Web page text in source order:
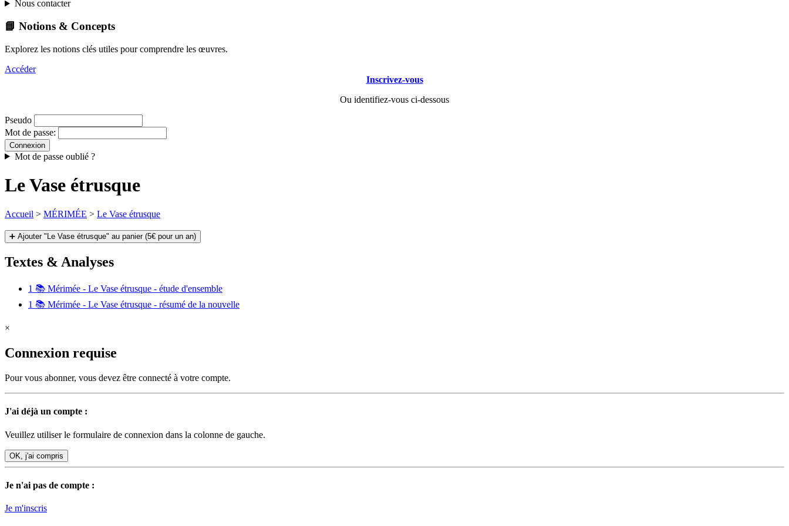
Nous contacter
📘 Notions & Concepts
Explorez les notions clés utiles pour comprendre les œuvres.
Accéder
Inscrivez-vous
Ou identifiez-vous ci-dessous
Pseudo
Mot de passe:
Mot de passe oublié ?
Le Vase étrusque
Accueil > MÉRIMÉE > Le Vase étrusque
➕ Ajouter "Le Vase étrusque" au panier (5€ pour un an)
Textes & Analyses
1 📚 Mérimée - Le Vase étrusque - étude d'ensemble
1 📚 Mérimée - Le Vase étrusque - résumé de la nouvelle
×
Connexion requise
Pour vous abonner, vous devez être connecté à votre compte.
J'ai déjà un compte :
Veuillez utiliser le formulaire de connexion dans la colonne de gauche.
OK, j'ai compris
Je n'ai pas de compte :
Je m'inscris